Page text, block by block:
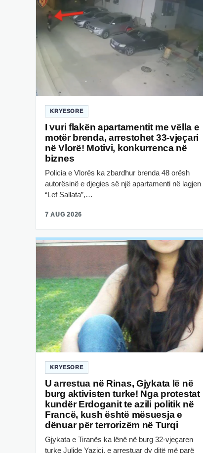
KRYESORE
I vuri flakën apartamentit me vëlla e
motër brenda, arrestohet 33-vjeçari
në Vlorë! Motivi, konkurrenca në
biznes
Policia e Vlorës ka zbardhur brenda 48 orësh
autorësinë e djegies së një apartamenti në lagjen
“Lef Sallata”,…
7 AUG 2026
KRYESORE
U arrestua në Rinas, Gjykata lë në
burg aktivisten turke! Nga protestat
kundër Erdoganit te azili politik në
Francë, kush është mësuesja e
dënuar për terrorizëm në Turqi
Gjykata e Tiranës ka lënë në burg 32-vjeçaren
turke Julide Yazici, e arrestuar dy ditë më parë